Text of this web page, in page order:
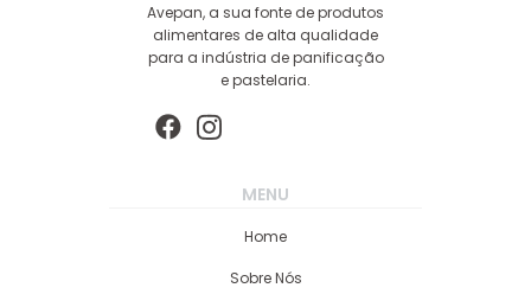
Avepan, a sua fonte de produtos
alimentares de alta qualidade
para a indústria de panificação
e pastelaria.
MENU
Home
Sobre Nós